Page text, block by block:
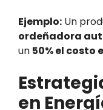
Ejemplo: Un
ordeñadora
un 50% el costo
en